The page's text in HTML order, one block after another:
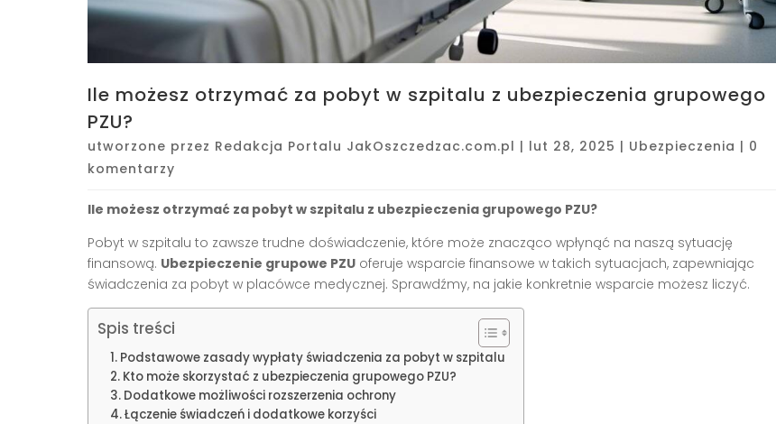
Ile możesz otrzymać za pobyt w szpitalu z ubezpieczenia grupowego
PZU?
utworzone przez Redakcja Portalu JakOszczedzac.com.pl | lut 28, 2025 | Ubezpieczenia | 0
komentarzy
Ile możesz otrzymać za pobyt w szpitalu z ubezpieczenia grupowego PZU?
Pobyt w szpitalu to zawsze trudne doświadczenie, które może znacząco wpłynąć na naszą sytuację
finansową. Ubezpieczenie grupowe PZU oferuje wsparcie finansowe w takich sytuacjach, zapewniając
świadczenia za pobyt w placówce medycznej. Sprawdźmy, na jakie konkretnie wsparcie możesz liczyć.
Spis treści
Podstawowe zasady wypłaty świadczenia za pobyt w szpitalu
Kto może skorzystać z ubezpieczenia grupowego PZU?
Dodatkowe możliwości rozszerzenia ochrony
Łączenie świadczeń i dodatkowe korzyści